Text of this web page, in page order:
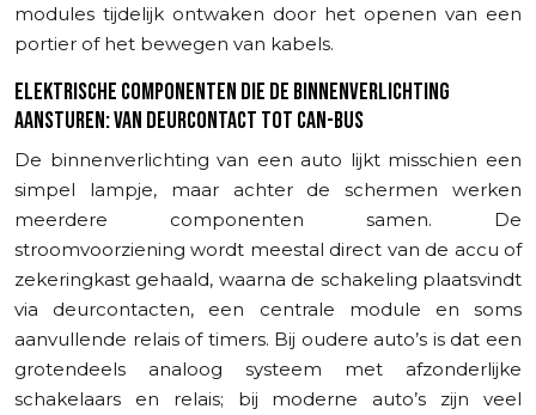
modules tijdelijk ontwaken door het openen van een
portier of het bewegen van kabels.
ELEKTRISCHE COMPONENTEN DIE DE BINNENVERLICHTING
AANSTUREN: VAN DEURCONTACT TOT CAN-BUS
De binnenverlichting van een auto lijkt misschien een
simpel lampje, maar achter de schermen werken
meerdere componenten samen. De
stroomvoorziening wordt meestal direct van de accu of
zekeringkast gehaald, waarna de schakeling plaatsvindt
via deurcontacten, een centrale module en soms
aanvullende relais of timers. Bij oudere auto’s is dat een
grotendeels analoog systeem met afzonderlijke
schakelaars en relais; bij moderne auto’s zijn veel